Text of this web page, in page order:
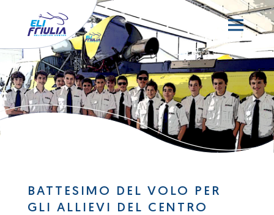
BATTESIMO DEL VOLO PER
GLI ALLIEVI DEL CENTRO